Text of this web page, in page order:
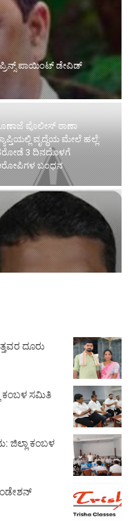
ಪ್ರಿನ್ಸ್ ಪಾಯಿಂಟ್ ಡೇವಿಡ್
ಪೊಲೀಸ್ ಠಾಣಾ
ವೃದ್ಧೆಯ ಮೇಲೆ ಹಲ್ಲೆ:
3 ದಿನದೊಳಗೆ
ಬಂಧನ
ದೂರು
ಕಂಬಳ ಸಮಿತಿ
ಜಿಲ್ಲಾ ಕಂಬಳ